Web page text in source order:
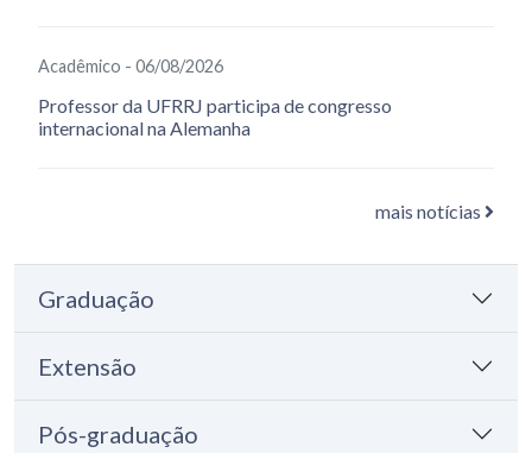
Acadêmico - 06/08/2026
Professor da UFRRJ participa de congresso
internacional na Alemanha
mais notícias
Graduação
Extensão
Pós-graduação